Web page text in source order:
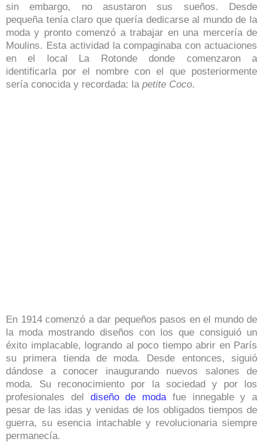
sin embargo, no asustaron sus sueños. Desde
pequeña tenía claro que quería dedicarse al mundo de la
moda y pronto comenzó a trabajar en una mercería de
Moulins. Esta actividad la compaginaba con actuaciones
en el local La Rotonde donde comenzaron a
identificarla por el nombre con el que posteriormente
sería conocida y recordada: la petite Coco.
En 1914 comenzó a dar pequeños pasos en el mundo de
la moda mostrando diseños con los que consiguió un
éxito implacable, logrando al poco tiempo abrir en París
su primera tienda de moda. Desde entonces, siguió
dándose a conocer inaugurando nuevos salones de
moda. Su reconocimiento por la sociedad y por los
profesionales del diseño de moda fue innegable y a
pesar de las idas y venidas de los obligados tiempos de
guerra, su esencia intachable y revolucionaria siempre
permanecía.